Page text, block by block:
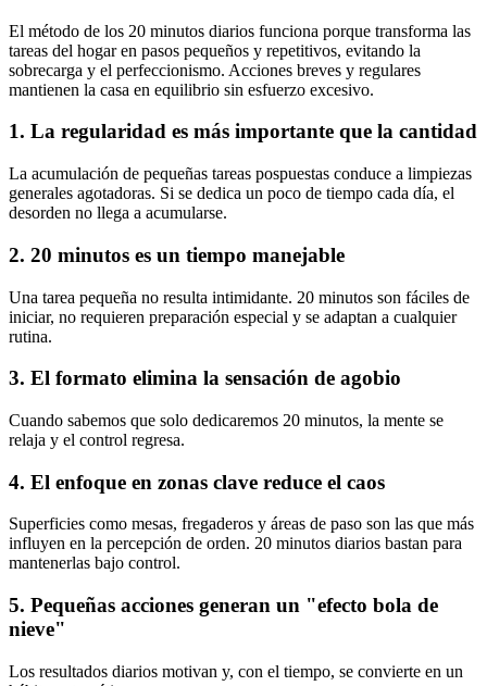
El método de los 20 minutos diarios funciona porque transforma las
tareas del hogar en pasos pequeños y repetitivos, evitando la
sobrecarga y el perfeccionismo. Acciones breves y regulares
mantienen la casa en equilibrio sin esfuerzo excesivo.
1. La regularidad es más importante que la cantidad
La acumulación de pequeñas tareas pospuestas conduce a limpiezas
generales agotadoras. Si se dedica un poco de tiempo cada día, el
desorden no llega a acumularse.
2. 20 minutos es un tiempo manejable
Una tarea pequeña no resulta intimidante. 20 minutos son fáciles de
iniciar, no requieren preparación especial y se adaptan a cualquier
rutina.
3. El formato elimina la sensación de agobio
Cuando sabemos que solo dedicaremos 20 minutos, la mente se
relaja y el control regresa.
4. El enfoque en zonas clave reduce el caos
Superficies como mesas, fregaderos y áreas de paso son las que más
influyen en la percepción de orden. 20 minutos diarios bastan para
mantenerlas bajo control.
5. Pequeñas acciones generan un "efecto bola de
nieve"
Los resultados diarios motivan y, con el tiempo, se convierte en un